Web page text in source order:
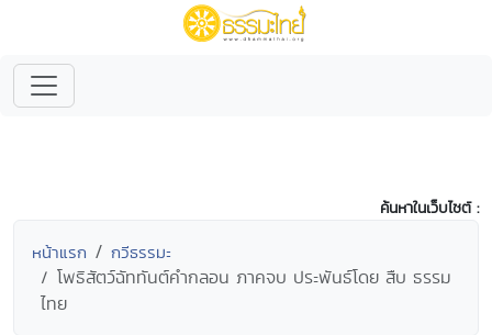
ค้นหาในเว็บไซต์ :
หน้าแรก กวีธรรมะ
โพธิสัตว์ฉัททันต์คำกลอน ภาคจบ ประพันธ์โดย สืบ ธรรม
ไทย